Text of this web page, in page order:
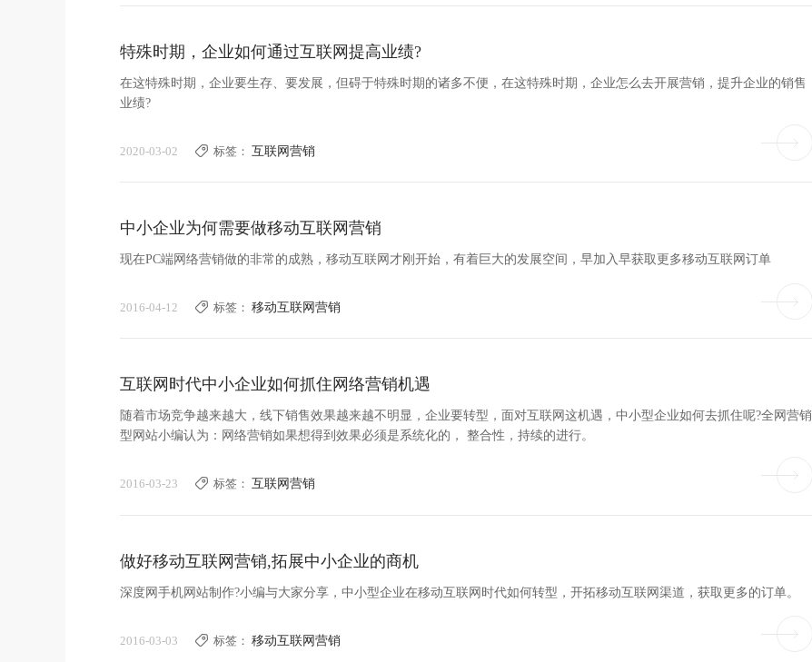
特殊时期，企业如何通过互联网提高业绩?
在这特殊时期，企业要生存、要发展，但碍于特殊时期的诸多不便，在这特殊时期，企业怎么去开展营销，提升企业的销售
业绩?
2020-03-02 标签： 互联网营销
中小企业为何需要做移动互联网营销
现在PC端网络营销做的非常的成熟，移动互联网才刚开始，有着巨大的发展空间，早加入早获取更多移动互联网订单
2016-04-12 标签： 移动互联网营销
互联网时代中小企业如何抓住网络营销机遇
随着市场竞争越来越大，线下销售效果越来越不明显，企业要转型，面对互联网这机遇，中小型企业如何去抓住呢?全网营销
型网站小编认为：网络营销如果想得到效果必须是系统化的， 整合性，持续的进行。
2016-03-23 标签： 互联网营销
做好移动互联网营销,拓展中小企业的商机
深度网手机网站制作?小编与大家分享，中小型企业在移动互联网时代如何转型，开拓移动互联网渠道，获取更多的订单。
2016-03-03 标签： 移动互联网营销